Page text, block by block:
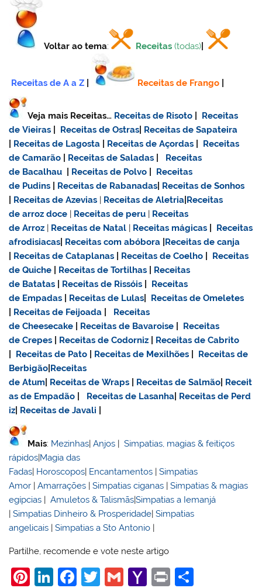
Voltar ao tema: Receitas (todas)
Receitas de A a Z Receitas de Frango
Veja mais Receitas… Receitas de Risoto
Receitas
de Vieiras
Receitas de Ostras Receitas de Sapateira
Receitas de Lagosta Receitas de Açordas
Receitas
de Camarão
Receitas de Saladas
Receitas
de Bacalhau
Receitas de Polvo
Receitas
de Pudins
Receitas de Rabanadas Receitas de Sonhos
Receitas de Azevias | Receitas de Aletria Receitas
dearroz doce | Receitas de peru | Receitas
de Arroz | Receitas de Natal | Receitas mágicas
Receitas
afrodisiacas Receitas com abóbora Receitas de canja
Receitas de Cataplanas Receitas de Coelho
Receitas
de Quiche
Receitas de Tortilhas
Receitas
de Batatas
Receitas de Rissóis
Receitas
de Empadas
Receitas de Lulas
Receitas de Omeletes
Receitas de Feijoada
Receitas
de Cheesecake
Receitas de Bavaroise
Receitas
de Crepes
Receitas de Codorniz
Receitas de Cabrito
Receitas de Pato Receitas de Mexilhões
Receitas de
Berbigão Receitas
de Atum Receitas de Wraps Receitas de Salmão Receit
as de Empadão
Receitas de Lasanha Receitas de Perd
iz Receitas de Javali
Mais: Mezinhas|Anjos |Simpatias, magias & feitiços
rápidos|Magia das
Fadas| Horoscopos| Encantamentos |Simpatias
Amor |Amarrações |Simpatias ciganas |Simpatias & magias
egípcias |Amuletos & Talismãs|Simpatias a Iemanjá
|Simpatias Dinheiro & Prosperidade|Simpatias
angelicais |Simpatias a Sto Antonio |
Partilhe, recomende e vote neste artigo
Pi Li F
T
G
Y
Pr